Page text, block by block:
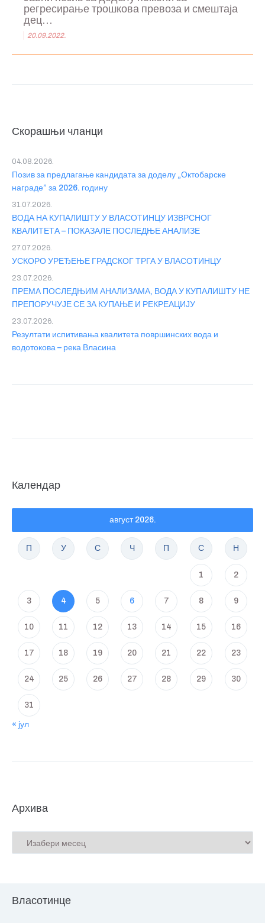
регресирање трошкова превоза и смештаја
дец...
20.09.2022.
Скорашњи чланци
Позив за предлагање кандидата за доделу „Октобарске
награде” за 2026. годину
04.08.2026.
ВОДА НА КУПАЛИШТУ У ВЛАСОТИНЦУ ИЗВРСНОГ
КВАЛИТЕТА – ПОКАЗАЛЕ ПОСЛЕДЊЕ АНАЛИЗЕ
31.07.2026.
УСКОРО УРЕЂЕЊЕ ГРАДСКОГ ТРГА У ВЛАСОТИНЦУ
27.07.2026.
ПРЕМА ПОСЛЕДЊИМ АНАЛИЗАМА, ВОДА У КУПАЛИШТУ НЕ
ПРЕПОРУЧУЈЕ СЕ ЗА КУПАЊЕ И РЕКРЕАЦИЈУ
23.07.2026.
Резултати испитивања квалитета површинских вода и
водотокова – река Власина
23.07.2026.
Календар
август 2026.
П У С Ч П С Н
1 2
3 4 5 6 7 8 9
10 11 12 13 14 15 16
17 18 19 20 21 22 23
24 25 26 27 28 29 30
31
« јул
Архива
Власотинце